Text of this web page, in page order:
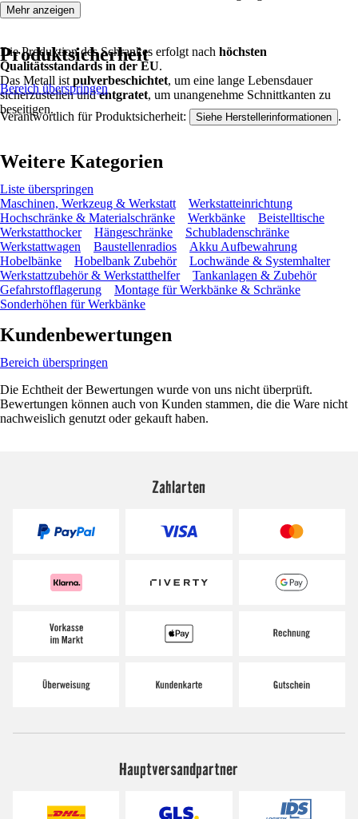
Die Produktion des Schrankes erfolgt nach höchsten
Qualitätsstandards in der EU.
Das Metall ist pulverbeschichtet, um eine lange Lebensdauer
sicherzustellen undentgratet, um unangenehme Schnittkanten zu
beseitigen.
Mehr anzeigen
Produktsicherheit
Bereich überspringen
Verantwortlich für Produktsicherheit: Siehe Herstellerinformationen .
Weitere Kategorien
Liste überspringen
Maschinen, Werkzeug & Werkstatt
Werkstatteinrichtung
Hochschränke & Materialschränke
Werkbänke
Beistelltische
Werkstatthocker
Hängeschränke
Schubladenschränke
Werkstattwagen
Baustellenradios
Akku Aufbewahrung
Hobelbänke
Hobelbank Zubehör
Lochwände & Systemhalter
Werkstattzubehör & Werkstatthelfer
Tankanlagen & Zubehör
Gefahrstofflagerung
Montage für Werkbänke & Schränke
Sonderhöhen für Werkbänke
Kundenbewertungen
Bereich überspringen
Die Echtheit der Bewertungen wurde von uns nicht überprüft.
Bewertungen können auch von Kunden stammen, die die Ware nicht
nachweislich genutzt oder gekauft haben.
Zahlarten
Hauptversandpartner